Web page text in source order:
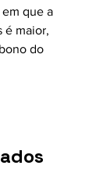
que a
é maior,
do